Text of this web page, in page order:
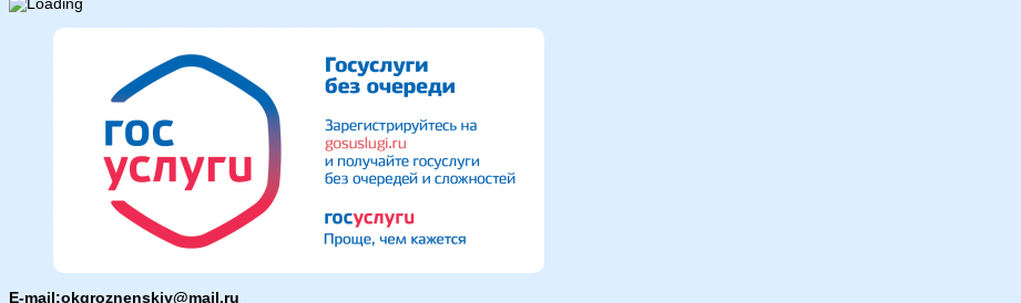
E-mail:okgroznenskiy@mail.ru